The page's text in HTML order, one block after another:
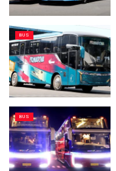
BUS
BUS